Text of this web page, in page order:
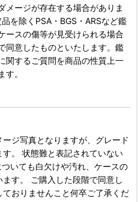
メージが存在する場合がありま
を除くPSA・BGS・ARSなど鑑
ースの傷等が見受けられる場合
同意したものといたします。鑑
関するご質問を商品の性質上一
。
ジ写真となりますが、グレード
。 状態難と表記されていない
いても白欠けや汚れ、ケースの
す。 ご購入した段階で同意し
おりませんこと何卒ご了承くだ